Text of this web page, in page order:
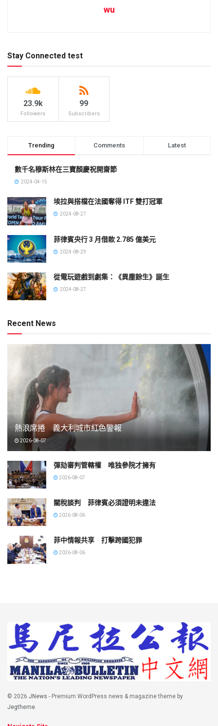
wu
Stay Connected test
23.9k
Followers
99
Subscribers
Trending Comments Latest
數千名穆斯林在三寶顏慶祝開齋節
2024-04-15
埃拉與搭檔在法國奪得 ITF 雙打冠軍
2024-08-27
菲律賓央行 3 月借款 2.785 億美元
2024-08-29
從電玩遊戲到劇集：《異塵餘生》誕生
2024-08-27
Recent News
熱浪席捲 義大利城市紅色警報
2026-08-07
彈劾審判管轄權 唯独參院才擁有
2026-08-07
關稅談判 菲律賓必須證明未違法
2026-08-06
菲中情報共享 打擊跨國犯罪
2026-08-06
© 2026 JNews - Premium WordPress news & magazine theme by
Jegtheme